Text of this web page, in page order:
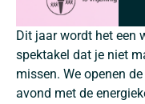
Dit jaar wordt het een
spektakel dat je niet
missen. We openen de
avond met de